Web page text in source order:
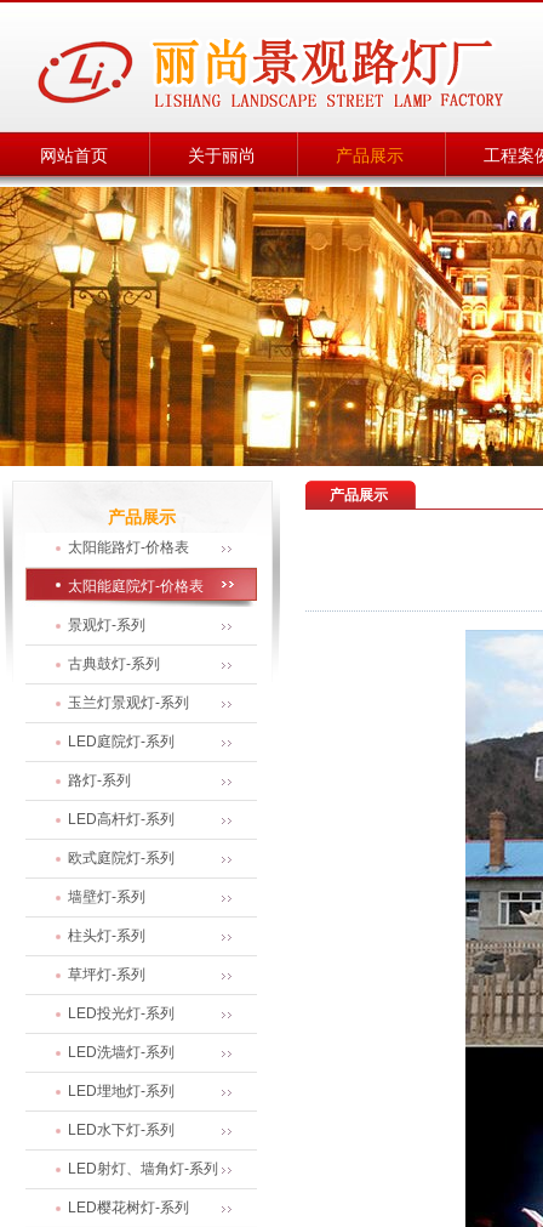
网站首页 关于丽尚 产品展示 工程案
产品展示
太阳能路灯-价格表
太阳能庭院灯-价格表
景观灯-系列
古典鼓灯-系列
玉兰灯景观灯-系列
LED庭院灯-系列
路灯-系列
LED高杆灯-系列
欧式庭院灯-系列
墙壁灯-系列
柱头灯-系列
草坪灯-系列
LED投光灯-系列
LED洗墙灯-系列
LED埋地灯-系列
LED水下灯-系列
LED射灯、墙角灯-系列
LED樱花树灯-系列
产品展示